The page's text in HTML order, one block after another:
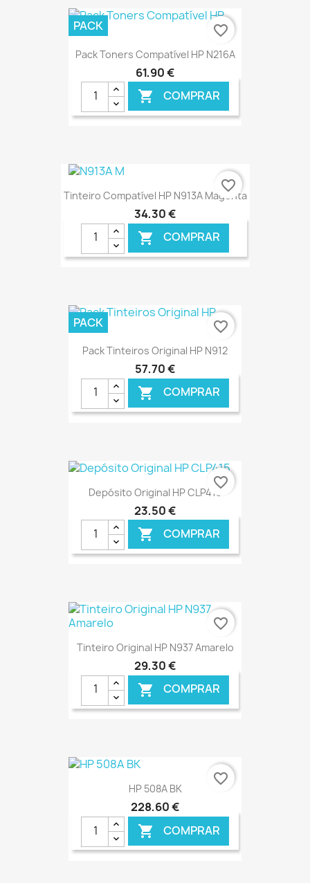
€ ONLINE
Pack Toners Compatível HP N216A
61,90 €
 COMPRAR
PACK favorite_border
Tinteiro Compatível HP N913A Magenta
34,30 €
 COMPRAR
€ ONLINE
favorite_border
Pack Tinteiros Original HP N912
57,70 €
 COMPRAR
€ ONLINE
PACK favorite_border
Depósito Original HP CLP415
23,50 €
 COMPRAR
€ ONLINE
favorite_border
Tinteiro Original HP N937 Amarelo
29,30 €
 COMPRAR
favorite_border
HP 508A BK
228,60 €
 COMPRAR
favorite_border